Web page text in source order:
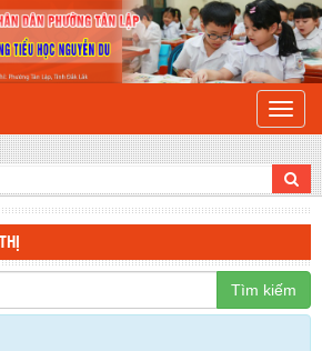
Toggle
Tìm kiếm